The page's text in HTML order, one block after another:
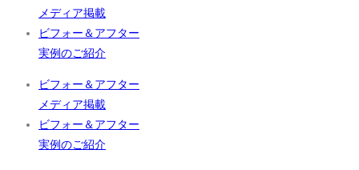
メディア掲載
ビフォー＆アフター
実例のご紹介
ビフォー＆アフター
メディア掲載
ビフォー＆アフター
実例のご紹介